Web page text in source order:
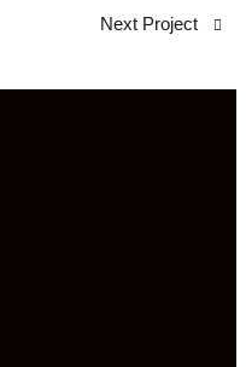
Next Project